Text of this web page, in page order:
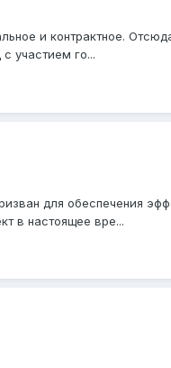
и контрактное.
участием го...
для обеспечения
в настоящее вре...